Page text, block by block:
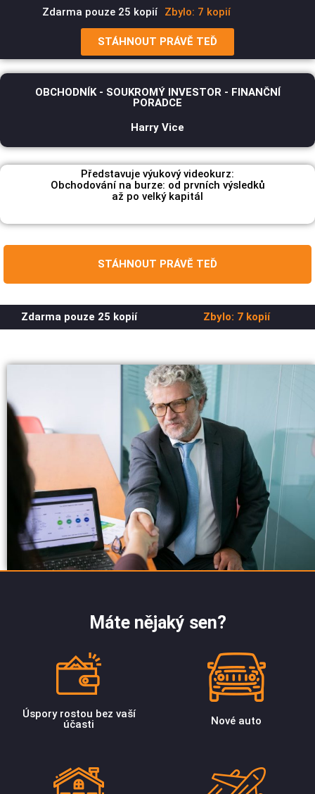
Zdarma pouze 25 kopií Zbylo: 7 kopií
STÁHNOUT PRÁVĚ TEĎ
OBCHODNÍK - SOUKROMÝ INVESTOR - FINANČNÍ
PORADCE
Harry Vice
Představuje výukový videokurz:
Obchodování na burze: od prvních výsledků
až po velký kapitál
STÁHNOUT PRÁVĚ TEĎ
Zdarma pouze 25 kopií Zbylo: 7 kopií
Máte nějaký sen?
Úspory rostou bez vaší
účasti
Nové auto